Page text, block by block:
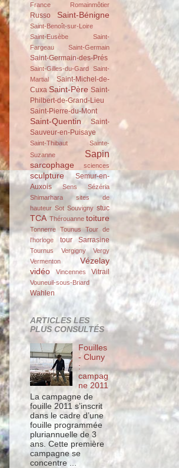
France
Romainmôtier
Russo Saint-Bénigne
Saint-Benoît-sur-Loire
Saint-Eusèbe
Saint-
Fargeau
Saint-Germain
Saint-Germain-des-Prés
Saint-Gilles-du-Gard Saint-
Martial
Saint-Michel-de-
Cuxa Saint-Père Saint-
Philbert-de-Grand-Lieu
Saint-Pierre-du-Mont
Saint-Quentin
Saint-
Sauveur-en-Puisaye
Saint-Thibaut
Sainte-
Suzanne
Sapin
sarcophage sciences
sculpture
Semur-en-
Auxois
Sens
Sézéria
Shimarhara
sites de
hauteur Sot Souvigny stuc
TCA Thérouanne toiture
Tonnerre Tounus Tour de
l'horloge
tour Sarrasine
Tournus Vergigny
Vergy
Vermenton
Vézelay
vidéo
Vincennes Vitrail
Vouneuil-sous-Briard
Wahlen
ARTICLES LES
PLUS CONSULTÉS
Fouilles
- Cluny
:
campag
ne 2011
La campagne de
fouille 2011 s’inscrit
dans le cadre d’une
fouille programmée
pluriannuelle de 3
ans. Cette première
campagne se
concentre ...